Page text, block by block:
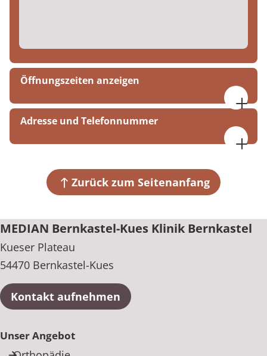
Öffnungszeiten anzeigen
07:30 bis 16:00 Uhr
Adresse und Telefonnummer
54470 Bernkastel-KuesZurück zum Seitenanfang
MEDIAN Bernkastel-Kues Klinik Bernkastel
Kueser Plateau
54470 Bernkastel-Kues
Kontakt aufnehmen
Unser Angebot